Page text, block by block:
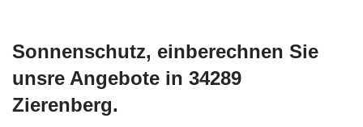
Sonnenschutz, einberechnen Sie
unsre Angebote in 34289
Zierenberg.